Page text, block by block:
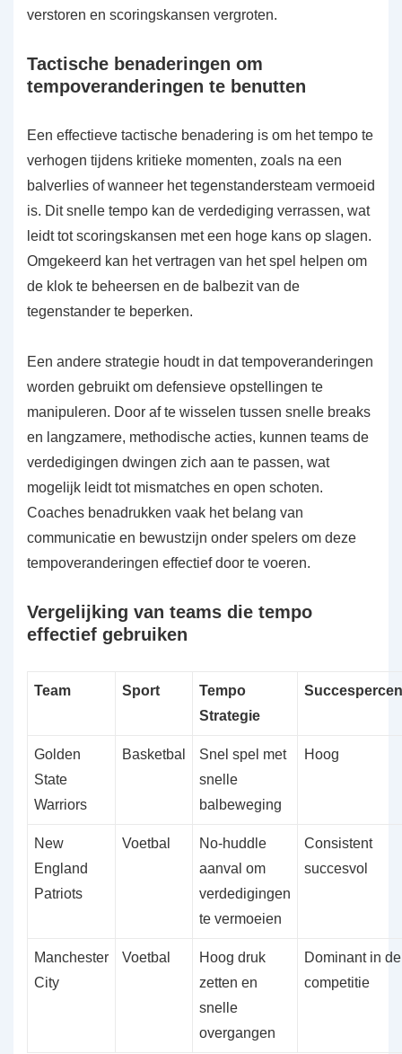
verstoren en scoringskansen vergroten.
Tactische benaderingen om
tempoveranderingen te benutten
Een effectieve tactische benadering is om het tempo te
verhogen tijdens kritieke momenten, zoals na een
balverlies of wanneer het tegenstandersteam vermoeid
is. Dit snelle tempo kan de verdediging verrassen, wat
leidt tot scoringskansen met een hoge kans op slagen.
Omgekeerd kan het vertragen van het spel helpen om
de klok te beheersen en de balbezit van de
tegenstander te beperken.
Een andere strategie houdt in dat tempoveranderingen
worden gebruikt om defensieve opstellingen te
manipuleren. Door af te wisselen tussen snelle breaks
en langzamere, methodische acties, kunnen teams de
verdedigingen dwingen zich aan te passen, wat
mogelijk leidt tot mismatches en open schoten.
Coaches benadrukken vaak het belang van
communicatie en bewustzijn onder spelers om deze
tempoveranderingen effectief door te voeren.
Vergelijking van teams die tempo
effectief gebruiken
Team Sport
Tempo
Strategie
Golden
State
Warriors
Basketbal
Snel spel met
snelle
balbeweging
Hoog
New
England
Patriots
Voetbal
No-huddle
aanval om
verdedigingen
te vermoeien
Consistent
succesvol
Manchester
City
Voetbal
Hoog druk
zetten en
snelle
overgangen
Dominant in de
competitie